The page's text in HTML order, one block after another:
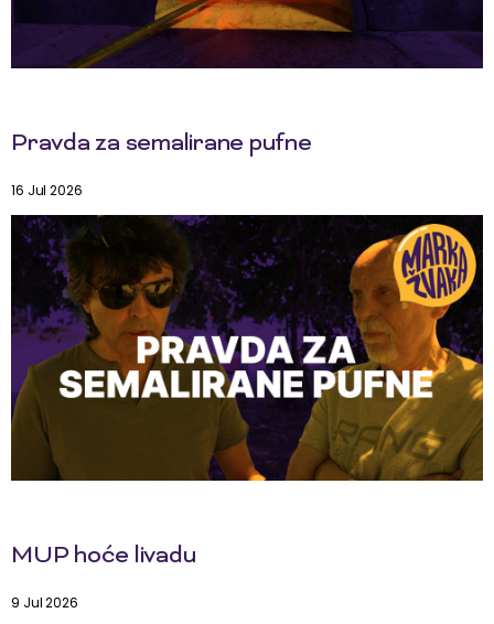
Pravda za semalirane pufne
16 Jul 2026
MUP hoće livadu
9 Jul 2026